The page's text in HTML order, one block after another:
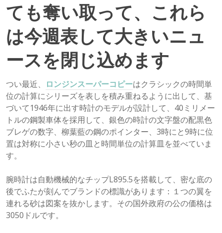
ても奪い取って、これら
は今週表して大きいニュ
ースを閉じ込めます
つい最近、 ロンジンスーパーコピーはクラシックの時間単
位の計算にシリーズを表しを積み重ねるように出して、基
づいて1946年に出す時計のモデルが設計して、40ミリメー
トルの鋼製車体を採用して、銀色の時計の文字盤の配黒色
ブレゲの数字、柳葉藍の鋼のポインター、3時にと9時に位
置は対称に小さい秒の皿と時間単位の計算皿を並べていま
す。
腕時計は自動機械的なチップL895.5を搭載して、密な底の
後でふたが刻んでブランドの標識があります：１つの翼を
連れる砂は図案を抜かします。その国外政府の公の価格は
3050ドルです。